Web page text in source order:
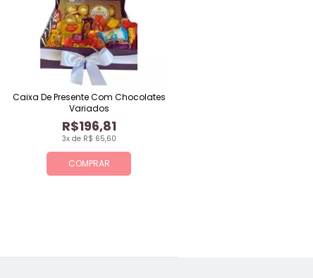
COMPRAR
3x de R$ 65,60
R$196,81
Caixa De Presente Com Chocolates
Variados